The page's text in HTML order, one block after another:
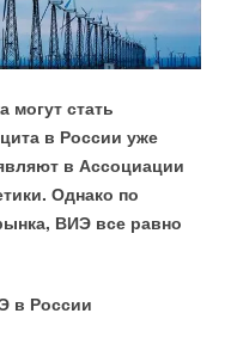
могут стать
в России уже
в Ассоциации
Однако по
ВИЭ все равно
в России
аккумуляторы
по поставке
выше 8
Для
может
или
аккумуляторам
и надежнее. Ilika
к 2025
литий-